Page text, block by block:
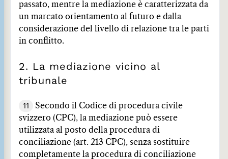
passato, mentre la mediazione è caratterizzata da
un marcato orientamento al futuro e dalla
considerazione del livello di relazione tra le parti
in conflitto.
2. La mediazione vicino al
tribunale
11
Secondo il Codice di procedura civile
svizzero (CPC), la mediazione può essere
utilizzata al posto della procedura di
conciliazione (art. 213 CPC), senza sostituire
completamente la procedura di conciliazione